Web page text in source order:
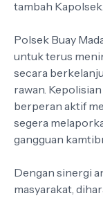
tambah Kapolsek.
Polsek Buay
untuk terus
secara
rawan.
berperan aktif
segera
gangguan
Dengan sinergi
masyarakat,